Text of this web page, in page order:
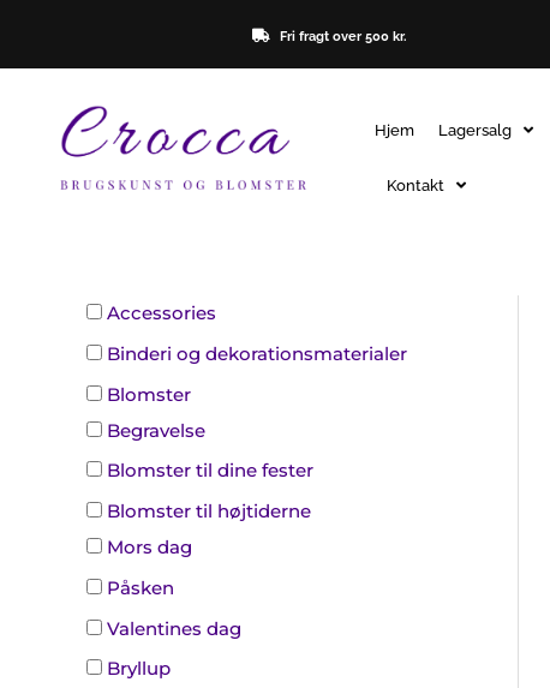
indholdet
Fri fragt over 500 kr.
Hjem Lagersalg
Kontakt
Accessories
Binderi og dekorationsmaterialer
Blomster
Begravelse
Blomster til dine fester
Blomster til højtiderne
Mors dag
Påsken
Valentines dag
Bryllup